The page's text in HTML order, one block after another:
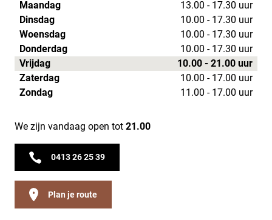
Maandag
13.00 - 17.30 uur
Dinsdag
10.00 - 17.30 uur
Woensdag
10.00 - 17.30 uur
Donderdag
10.00 - 17.30 uur
Vrijdag
10.00 - 21.00 uur
Zaterdag
10.00 - 17.00 uur
Zondag
11.00 - 17.00 uur
We zijn vandaag open tot 21.00
0413 26 25 39
Plan je route